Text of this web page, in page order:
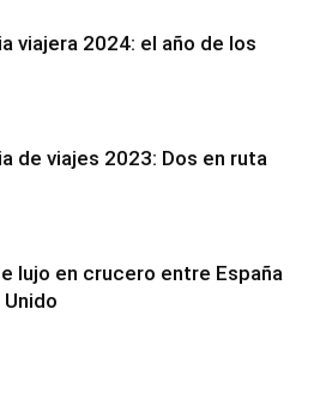
viajera 2024: el año de los
de viajes 2023: Dos en ruta
lujo en crucero entre España
Unido